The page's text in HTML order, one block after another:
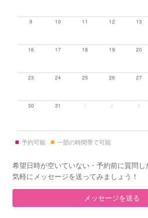
9 10 11 12 13
16 17 18 19 20
23 24 25 26 27
30 31 1 2 3
■ 予約可能 ■ 一部の時間帯で可能
希望日時が空いていない・予約前に質問し
気軽にメッセージを送ってみましょう！
メッセージを送る